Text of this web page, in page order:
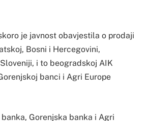
je javnost obavjestila o prodaji
Bosni i Hercegovini,
i to beogradskoj AIK
banci i Agri Europe
banka, Gorenjska banka i Agri